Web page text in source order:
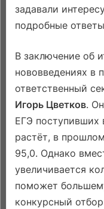
задавали
подробные
В заключение об
нововведениях в
ответственный
Игорь Цветков.
ЕГЭ
растёт, в
95,0. Однако
увеличивается
поможет
конкурсный